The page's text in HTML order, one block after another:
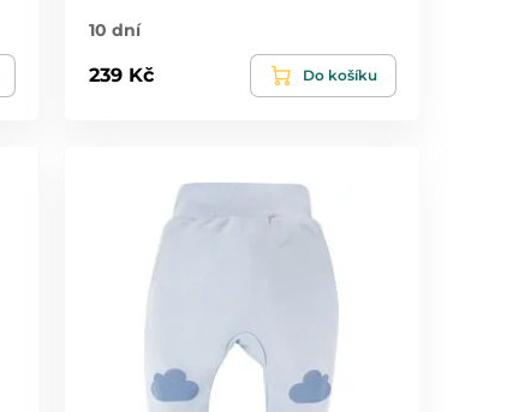
10 dní
239 Kč Do košíku